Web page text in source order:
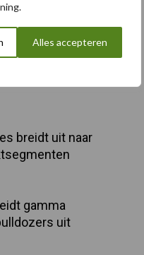
Alles accepteren
Partner nieuws
breidt uit naar
gamma
uit